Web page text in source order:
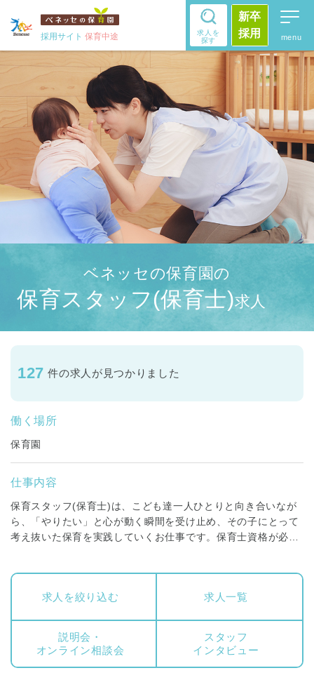
採用サイト 保育中途
求人を
探す
新卒
採用
ベネッセの保育園の
保育スタッフ(保育士)求人
127 件の求人が見つかりました
働く場所
保育園
仕事内容
保育スタッフ(保育士)は、こども達一人ひとりと向き合いなが
ら、「やりたい」と心が動く瞬間を受け止め、その子にとって
考え抜いた保育を実践していくお仕事です。保育士資格が必要
リー保育士、一時保育や子育て支援センター等、いずれかを担
者支援、行事担当など、クラス運営に関わる全てのことを担っ
ていただきます。クラス担任は複数担任制となるため、同僚と
協力しながら保育を実践していきます。
求人を絞り込む 求人一覧
説明会・
オンライン相談会
スタッフ
インタビュー